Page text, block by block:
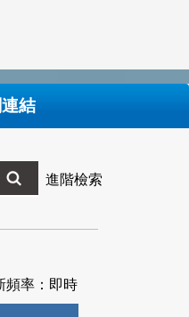
結
進階檢索
頻率：即時